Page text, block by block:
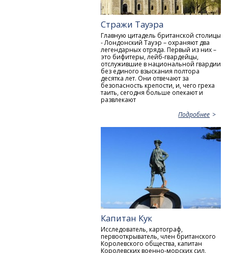
Стражи Тауэра
Главную цитадель британской столицы
- Лондонский Тауэр – охраняют два
легендарных отряда. Первый из них –
это бифитеры, лейб-гвардейцы,
отслужившие в национальной гвардии
без единого взыскания полтора
десятка лет. Они отвечают за
безопасность крепости, и, чего греха
таить, сегодня больше опекают и
развлекают
Подробнее
Капитан Кук
Исследователь, картограф,
первооткрыватель, член британского
Королевского общества, капитан
Королевских военно-морских сил,